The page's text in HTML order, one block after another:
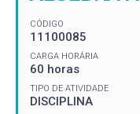
CÓDIGO
11100085
CARGA HORÁRIA
60 horas
TIPO DE ATIVIDADE
DISCIPLINA